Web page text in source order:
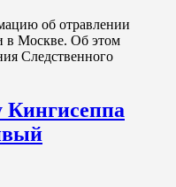
об отравлении
в Москве. Об этом
Следственного